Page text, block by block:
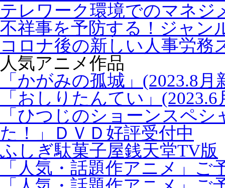
テレワーク環境でのマネジ
不祥事を予防する！ジャン
コロナ後の新しい人事労務
人気アニメ作品
「かがみの孤城」(2023.8月
「おしりたんてい」(2023.6
「ひつじのショーンスペ
た！」ＤＶＤ好評受付中
ふしぎ駄菓子屋銭天堂TV版
「人気・話題作アニメ」ご